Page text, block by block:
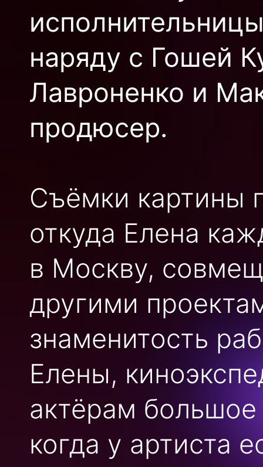
наряду с Гошей
Лавроненко и
продюсер.
Съёмки картины
откуда Елена
в Москву,
другими
знаменитость
Елены,
актёрам
когда у артиста